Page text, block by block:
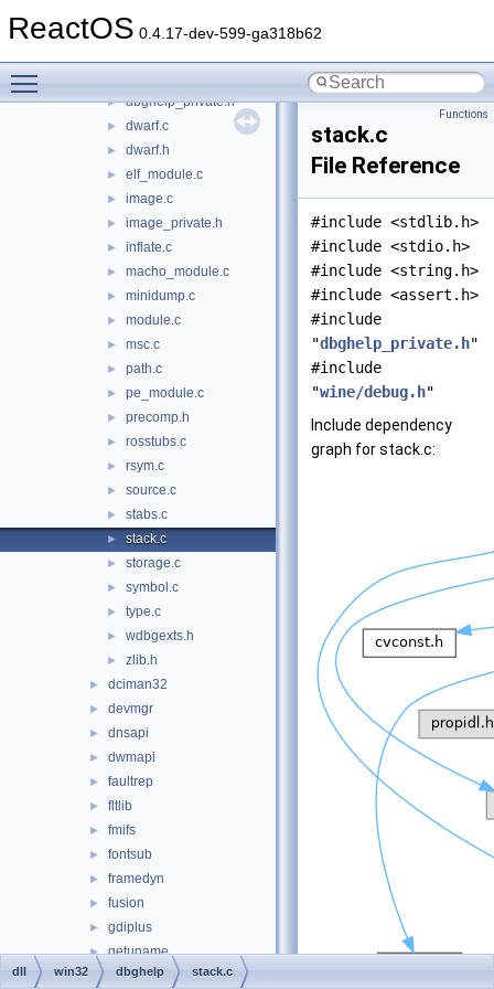
ReactOS 0.4.17-dev-599-ga318b62
► cpu_i386.c
► dbghelp_private.h
► dwarf.c
► dwarf.h
► elf_module.c
► image.c
► image_private.h
► inflate.c
► macho_module.c
► minidump.c
► module.c
► msc.c
► path.c
► pe_module.c
► precomp.h
► rosstubs.c
► rsym.c
► source.c
► stabs.c
► stack.c
► storage.c
► symbol.c
► type.c
► wdbgexts.h
► zlib.h
► dciman32
► devmgr
► dnsapi
► dwmapi
► faultrep
► fltlib
► fmifs
► fontsub
► framedyn
► fusion
► gdiplus
► getuname
► hhctrl.ocx
Functions
stack.c
File Reference
#include <stdlib.h>
#include <stdio.h>
#include <string.h>
#include <assert.h>
#include
"dbghelp_private.h"
#include
"wine/debug.h"
Include dependency
graph for stack.c:
dll win32 dbghelp stack.c